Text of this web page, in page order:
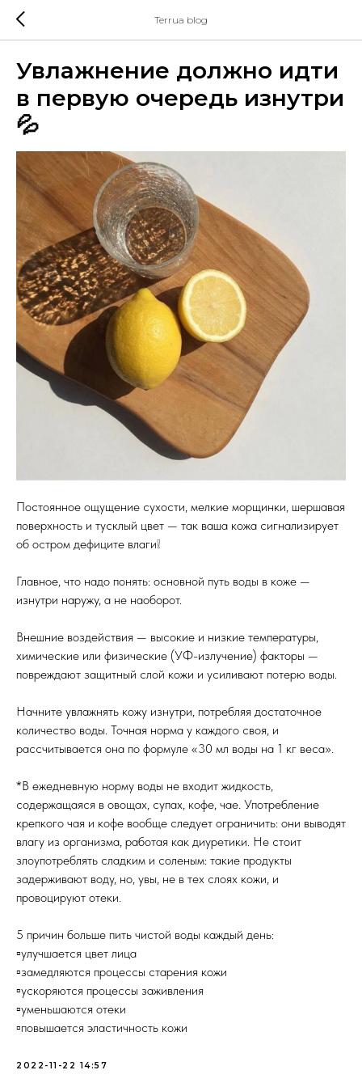
Terrua blog
Увлажнение должно идти
в первую очередь изнутри
💦
Постоянное ощущение сухости, мелкие морщинки, шершавая
поверхность и тусклый цвет — так ваша кожа сигнализирует
об остром дефиците влаги❕
Главное, что надо понять: основной путь воды в коже —
изнутри наружу, а не наоборот.
Внешние воздействия — высокие и низкие температуры,
химические или физические (УФ-излучение) факторы —
повреждают защитный слой кожи и усиливают потерю воды.
Начните увлажнять кожу изнутри, потребляя достаточное
количество воды. Точная норма у каждого своя, и
рассчитывается она по формуле «30 мл воды на 1 кг веса».
*В ежедневную норму воды не входит жидкость,
содержащаяся в овощах, супах, кофе, чае. Употребление
крепкого чая и кофе вообще следует ограничить: они выводят
влагу из организма, работая как диуретики. Не стоит
злоупотреблять сладким и соленым: такие продукты
задерживают воду, но, увы, не в тех слоях кожи, и
провоцируют отеки.
5 причин больше пить чистой воды каждый день:
▫️улучшается цвет лица
▫️замедляются процессы старения кожи
▫️ускоряются процессы заживления
▫️уменьшаются отеки
▫️повышается эластичность кожи
2022-11-22 14:57